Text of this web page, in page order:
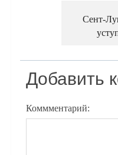
Сент-
Добавить
Коммментарий: